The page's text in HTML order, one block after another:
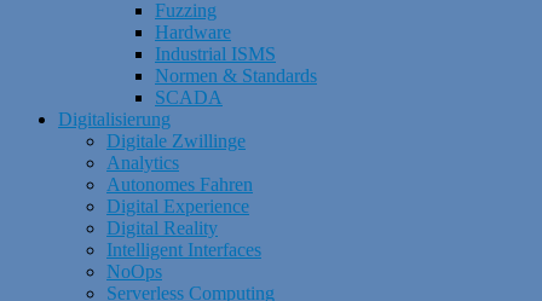
Fuzzing
Hardware
Industrial ISMS
Normen & Standards
SCADA
Digitalisierung
Digitale Zwillinge
Analytics
Autonomes Fahren
Digital Experience
Digital Reality
Intelligent Interfaces
NoOps
Serverless Computing